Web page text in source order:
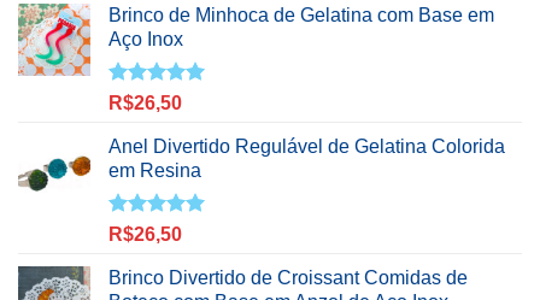
Brinco de Minhoca de Gelatina com Base em
Aço Inox
Avaliação
R$26,50
Anel Divertido Regulável de Gelatina Colorida
em Resina
Avaliação
R$26,50
Brinco Divertido de Croissant Comidas de